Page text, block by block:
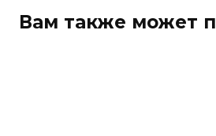
Вам также может